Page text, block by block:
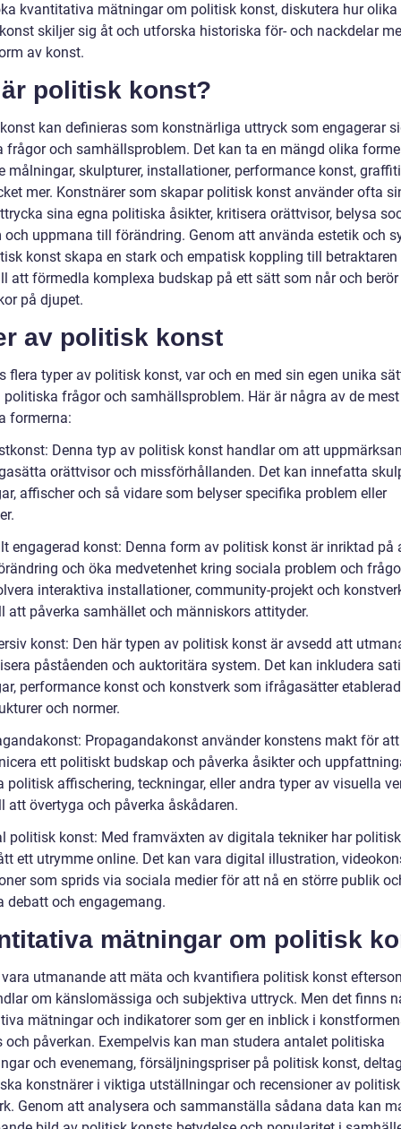
kvantitativa mätningar om politisk konst, diskutera hur olika
skiljer sig åt och utforska historiska för- och nackdelar
av konst.
är politisk konst?
kan definieras som konstnärliga uttryck som engagerar
frågor och samhällsproblem. Det kan ta en mängd olika
målningar, skulpturer, installationer, performance konst,
mer. Konstnärer som skapar politisk konst använder ofta
sina egna politiska åsikter, kritisera orättvisor, belysa
och uppmana till förändring. Genom att använda estetik och
konst skapa en stark och empatisk koppling till betraktaren
att förmedla komplexa budskap på ett sätt som når och berör
på djupet.
av politisk konst
flera typer av politisk konst, var och en med sin egen unika
politiska frågor och samhällsproblem. Här är några av de mest
formerna:
Denna typ av politisk konst handlar om att
orättvisor och missförhållanden. Det kan innefatta
affischer och så vidare som belyser specifika problem eller
engagerad konst: Denna form av politisk konst är inriktad på
och öka medvetenhet kring sociala problem och
interaktiva installationer, community-projekt och
att påverka samhället och människors attityder.
konst: Den här typen av politisk konst är avsedd att
påståenden och auktoritära system. Det kan inkludera
performance konst och konstverk som ifrågasätter
och normer.
Propagandakonst använder konstens makt för att
ett politiskt budskap och påverka åsikter och
politisk affischering, teckningar, eller andra typer av visuella
att övertyga och påverka åskådaren.
politisk konst: Med framväxten av digitala tekniker har
ett utrymme online. Det kan vara digital illustration,
som sprids via sociala medier för att nå en större publik
debatt och engagemang.
mätningar om politisk
utmanande att mäta och kvantifiera politisk konst
om känslomässiga och subjektiva uttryck. Men det finns
mätningar och indikatorer som ger en inblick i
och påverkan. Exempelvis kan man studera antalet politiska
och evenemang, försäljningspriser på politisk konst,
konstnärer i viktiga utställningar och recensioner av politisk
Genom att analysera och sammanställa sådana data kan